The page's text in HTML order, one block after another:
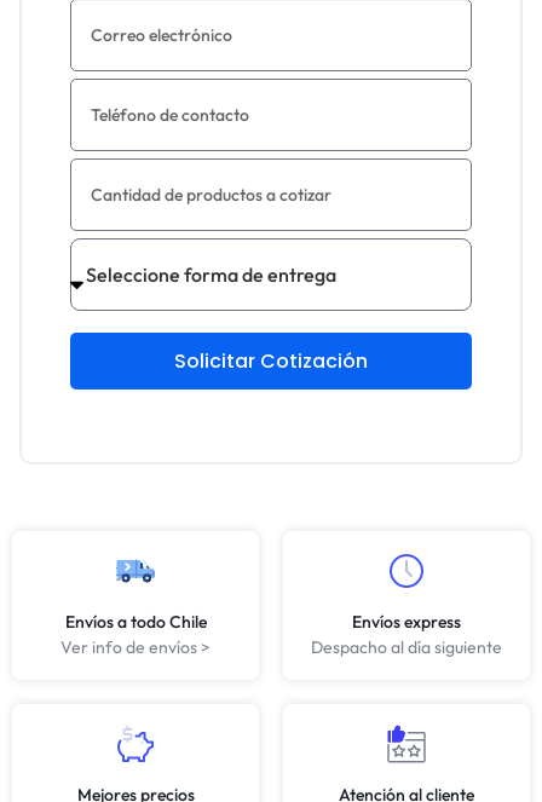
Solicitar Cotización
Envíos a todo Chile
Ver info de envíos >
Envíos express
Despacho al día siguiente
Mejores precios
Atención al cliente